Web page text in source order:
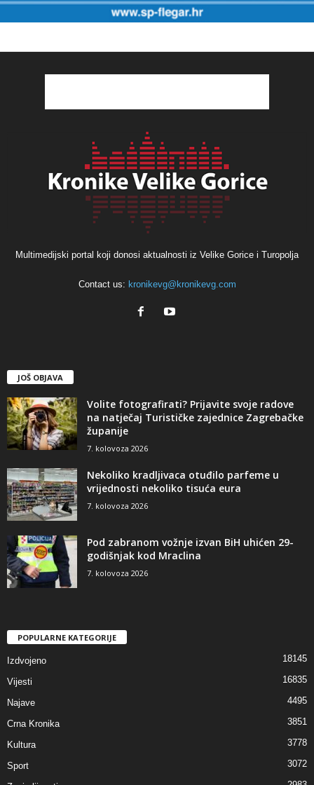
Multimedijski portal koji donosi aktualnosti iz Velike Gorice i Turopolja
Contact us: kronikevg@kronikevg.com
JOŠ OBJAVA
Volite fotografirati? Prijavite svoje radove
na natječaj Turističke zajednice Zagrebačke
županije
7. kolovoza 2026
Nekoliko kradljivaca otuđilo parfeme u
vrijednosti nekoliko tisuća eura
7. kolovoza 2026
Pod zabranom vožnje izvan BiH uhićen 29-
godišnjak kod Mraclina
7. kolovoza 2026
POPULARNE KATEGORIJE
Izdvojeno 18145
Vijesti 16835
Najave 4495
Crna Kronika 3851
Kultura 3778
Sport 3072